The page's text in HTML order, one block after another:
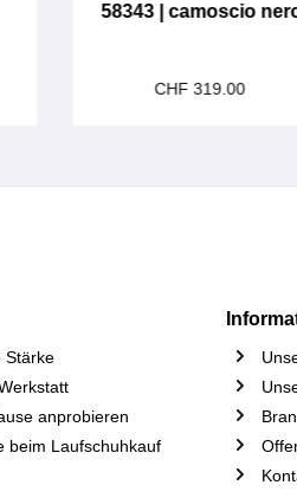
58343 | camoscio
CHF 319.00
Stärke
anprobieren
beim Laufschuhkauf